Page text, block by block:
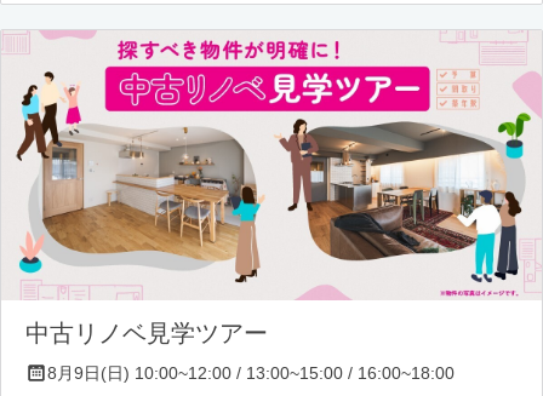
中古リノベ見学ツアー
8月9日(日) 10:00~12:00 / 13:00~15:00 / 16:00~18:00